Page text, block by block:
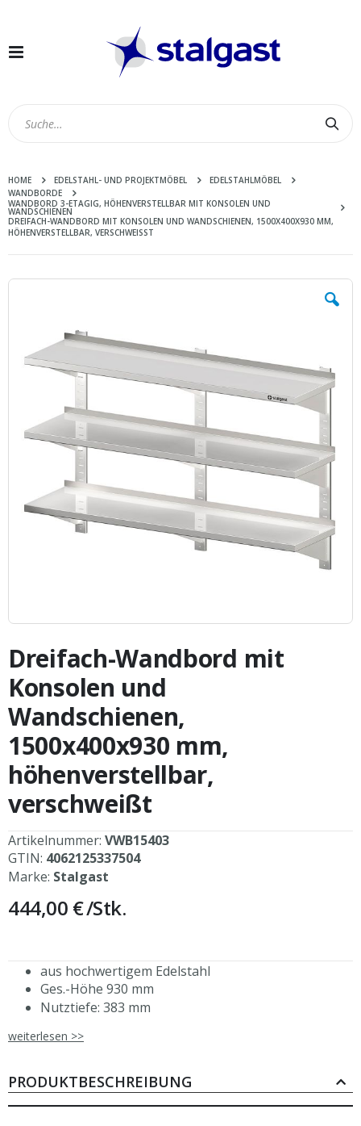
Navigation
HOME EDELSTAHL- UND PROJEKTMÖBEL
EDELSTAHLMÖBEL
WANDBORDE
WANDBORD 3-ETAGIG, HÖHENVERSTELLBAR MIT KONSOLEN UND
WANDSCHIENEN
DREIFACH-WANDBORD MIT KONSOLEN UND WANDSCHIENEN, 1500X400X930 MM,
HÖHENVERSTELLBAR, VERSCHWEISST
Zum
Bildergalerie
springen
Anfang
der
Bildergalerie
springen
Dreifach-Wandbord mit
Konsolen und
Wandschienen,
1500x400x930 mm,
höhenverstellbar,
verschweißt
Artikelnummer: VWB15403
GTIN: 4062125337504
Marke: Stalgast
444,00 €/Stk.
aus hochwertigem Edelstahl
Ges.-Höhe 930 mm
Nutztiefe: 383 mm
Borde höhenverstellbar
auch mit einer Tiefe von 300 mm erhältlich
aus eigener, ressourcenschonender Produktion
weiterlesen >>
PRODUKTBESCHREIBUNG